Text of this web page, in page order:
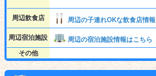
周辺飲食店 周辺の子連れOKな飲食店情
周辺宿泊施設
周辺の宿泊施設情報はこちら
その他